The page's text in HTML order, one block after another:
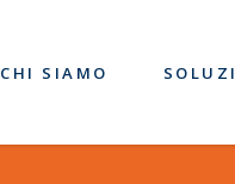
CHI SIAMO